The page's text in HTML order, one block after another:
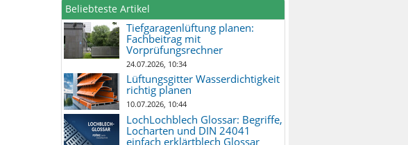
Beliebteste Artikel
Tiefgaragenlüftung planen:
Fachbeitrag mit
Vorprüfungsrechner
24.07.2026, 10:34
Lüftungsgitter Wasserdichtigkeit
richtig planen
10.07.2026, 10:44
LochLochblech Glossar: Begriffe,
Locharten und DIN 24041
einfach erklärtblech Glossar